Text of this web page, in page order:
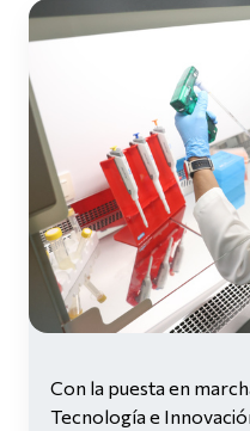
Introducción del
Con la puesta en
Tecnología e